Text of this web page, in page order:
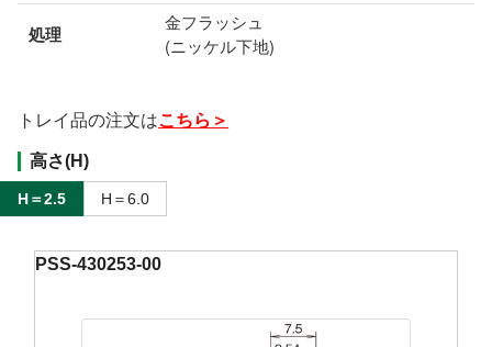
処理
金フラッシュ
(ニッケル下地)
トレイ品の注文はこちら＞
高さ(H)
H＝2.5 H＝6.0
PSS-430253-00